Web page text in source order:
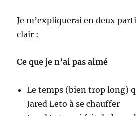
Je m’expliquerai en deux
clair :
Ce que je n’ai pas aimé
Le temps (bien trop long)
Jared Leto à se chauffer